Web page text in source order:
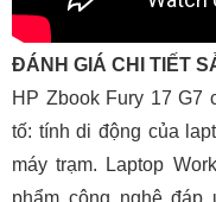
ĐÁNH GIÁ CHI TIẾT
HP Zbook Fury 17 G7
tố: tính di động của
máy trạm. Laptop
phẩm công nghệ